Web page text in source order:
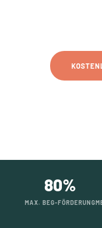
80%
MAX. BEG-FÖRDERUNG